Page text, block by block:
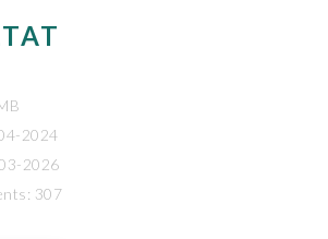
2024
2026
307